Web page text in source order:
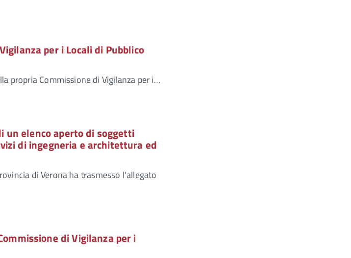
per i Locali di Pubblico
propria Commissione di Vigilanza per i…
un elenco aperto di soggetti
di ingegneria e architettura ed
di Verona ha trasmesso l'allegato
di Vigilanza per i